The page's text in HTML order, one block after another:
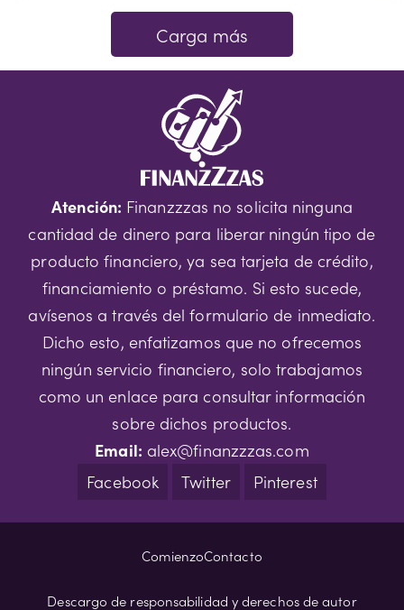
Carga más
Atención: Finanzzzas no solicita ninguna
cantidad de dinero para liberar ningún tipo de
producto financiero, ya sea tarjeta de crédito,
financiamiento o préstamo. Si esto sucede,
avísenos a través del formulario de inmediato.
Dicho esto, enfatizamos que no ofrecemos
ningún servicio financiero, solo trabajamos
como un enlace para consultar información
sobre dichos productos.
Email: alex@finanzzzas.com
Facebook
Twitter Pinterest
ComienzoContacto
Descargo de responsabilidad y derechos de autor